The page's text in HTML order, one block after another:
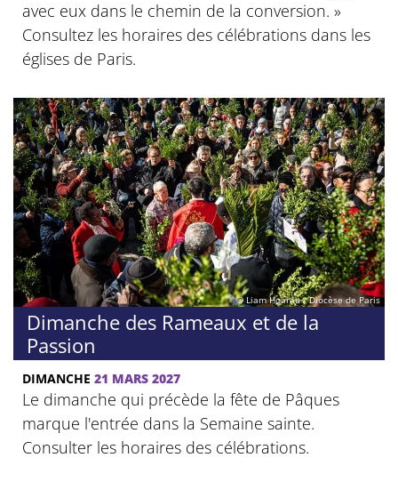
avec eux dans le chemin de la conversion. »
Consultez les horaires des célébrations dans les
églises de Paris.
© Liam Hoarau / Diocèse de Paris
Dimanche des Rameaux et de la
Passion
DIMANCHE 21 MARS 2027
Le dimanche qui précède la fête de Pâques
marque l'entrée dans la Semaine sainte.
Consulter les horaires des célébrations.